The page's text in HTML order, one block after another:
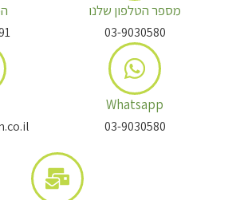
מספר הטלפון שלנו
03-9030580
Whatsapp
03-9030580